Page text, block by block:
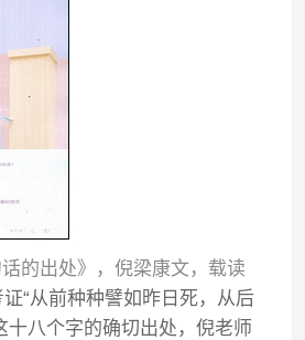
的出处》，倪梁康文，载读
证“从前种种譬如昨日死，从后
十八个字的确切出处，倪老师